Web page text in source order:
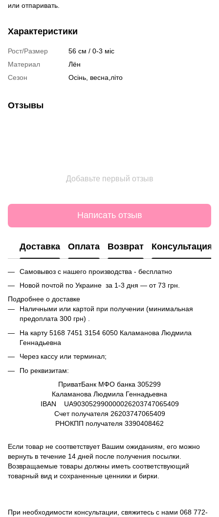
или отпаривать.
Характеристики
Рост/Размер
56 см / 0-3 міс
Материал
Лён
Сезон
Осінь, весна,літо
Отзывы
Добавьте первый отзыв
Написать отзыв
Доставка Оплата Возврат Консультация
Самовывоз с нашего производства - бесплатно
Новой почтой по Украине за 1-3 дня — от 73 грн.
Подробнее о доставке
Наличными или картой при получении (минимальная
предоплата 300 грн) .
На карту 5168 7451 3154 6050 Каламанова Людмила
Геннадьевна
Через кассу или терминал;
По реквизитам:
ПриватБанк МФО банка 305299
Каламанова Людмила Геннадьевна
IBAN UA903052990000026203747065409
Счет получателя 26203747065409
РНОКПП получателя 3390408462
Если товар не соответствует Вашим ожиданиям, его можно
вернуть в течение 14 дней после получения посылки.
Возвращаемые товары должны иметь соответствующий
товарный вид и сохраненные ценники и бирки.
При необходимости консультации, свяжитесь с нами 068 772-